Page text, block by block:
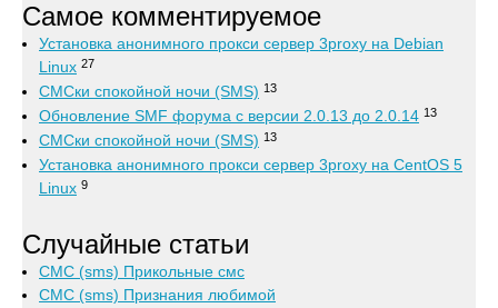
Самое комментируемое
Установка анонимного прокси сервер 3proxy на Debian
Linux 27
СМСки спокойной ночи (SMS) 13
Обновление SMF форума с версии 2.0.13 до 2.0.14 13
СМСки спокойной ночи (SMS) 13
Установка анонимного прокси сервер 3proxy на CentOS 5
Linux 9
Случайные статьи
СМС (sms) Прикольные смс
СМС (sms) Признания любимой